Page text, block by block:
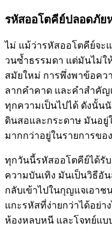
รหัสออโตคีย์ปลอดภัย
ไม่ แม้ว่ารหัสออโตคีย์จะ
วนซ้ำธรรมดา แต่มันไม่ใ
สมัยใหม่ การพึ่งพาข้อคว
ลากคำคาด และคำสำคัญ
ทุกความเป็นไปได้ ดังนั้น
ดินสอและกระดาษ มันอยู่
มากกว่าอยู่ในรายการขอ
ทุกวันนี้รหัสออโตคีย์ได้รับ
ความบันเทิง มันเป็นวิธีอั
กลับเข้าไปในกุญแจเอา
แกะรหัสที่ง่ายกว่าได้อย่า
ห้องหลบหนี และโจทย์แบบ